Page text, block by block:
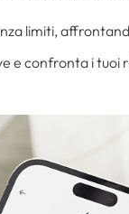
limiti,
e confronta i tuoi